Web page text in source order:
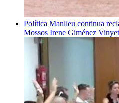
Política Manlleu continua
Mossos Irene Giménez Vinyet